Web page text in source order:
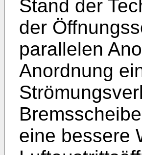
Stand der
der
parallelen
Anordnung
eine bessere